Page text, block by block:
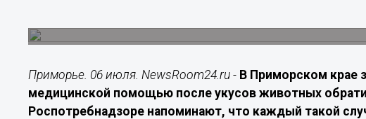
Приморье. 06 июля. NewsRoom24.ru - В Приморском крае
медицинской помощью после укусов животных
Роспотребнадзоре напоминают, что каждый такой